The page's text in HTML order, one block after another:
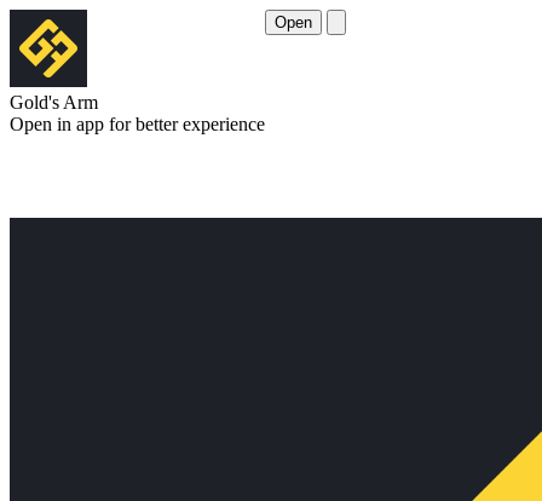
Gold's Arm
Open in app for better experience
Open